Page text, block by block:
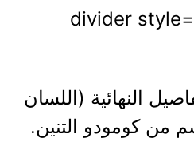
[divider
النهائية (اللسان
من كومودو التنين.